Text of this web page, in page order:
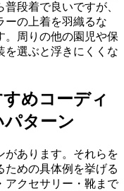
段着で良いですが、
ーの上着を羽織るな
。周りの他の園児や保
を選ぶと浮きにくくな
めコーディ
ターン
があります。それらを
ための具体例を挙げる
アクセサリー・靴まで